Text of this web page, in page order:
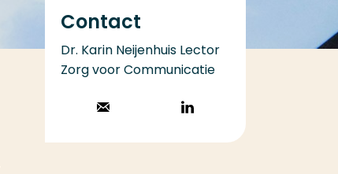
Contact
Dr. Karin Neijenhuis Lector
Zorg voor Communicatie
Stuur een email
LinkedIn